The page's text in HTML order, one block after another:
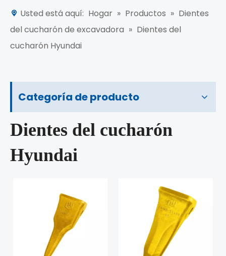
Usted está aquí: Hogar » Productos » Dientes
del cucharón de excavadora » Dientes del
cucharón Hyundai
Categoría de producto
Dientes del cucharón
Hyundai